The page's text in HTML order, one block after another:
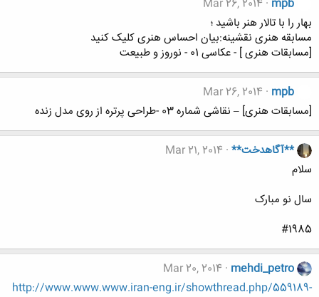
mpb
Mar 26, 2014
بهار را با تالار هنر باشید ؛
مسابقه هنری نقشینه:بیان احساس هنری کلیک کنید
[مسابقات هنری ] - عکاسی 01 - نوروز و طبیعت
mpb
Mar 26, 2014
[مسابقات هنری] – نقاشی شماره 03 -طراحی پرتره از روی مدل زنده
**آگاهدخت** Mar 21, 2014
سلام
سال نو مبارک
#1985
mehdi_petro
Mar 20, 2014
http://www.www.www.iran-eng.ir/showthread.php/559189-